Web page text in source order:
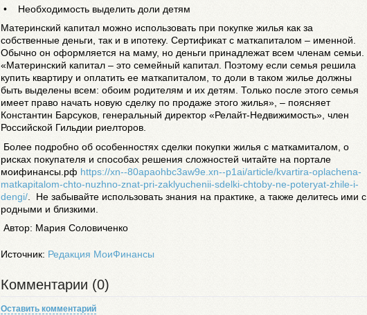
• Необходимость выделить доли детям
Материнский капитал можно использовать при покупке жилья как за
собственные деньги, так и в ипотеку. Сертификат с маткапиталом – именной.
Обычно он оформляется на маму, но деньги принадлежат всем членам семьи.
«Материнский капитал – это семейный капитал. Поэтому если семья решила
купить квартиру и оплатить ее маткапиталом, то доли в таком жилье должны
быть выделены всем: обоим родителям и их детям. Только после этого семья
имеет право начать новую сделку по продаже этого жилья», – поясняет
Константин Барсуков, генеральный директор «Релайт-Недвижимость», член
Российской Гильдии риелторов.
Более подробно об особенностях сделки покупки жилья с маткамиталом, о
рисках покупателя и способах решения сложностей читайте на портале
моифинансы.рф https://xn--80apaohbc3aw9e.xn--p1ai/article/kvartira-oplachena-
matkapitalom-chto-nuzhno-znat-pri-zaklyuchenii-sdelki-chtoby-ne-poteryat-zhile-i-
dengi/ . Не забывайте использовать знания на практике, а также делитесь ими с
родными и близкими.
Автор: Мария Соловиченко
Источник: Редакция МоиФинансы
Комментарии (0)
Оставить комментарий